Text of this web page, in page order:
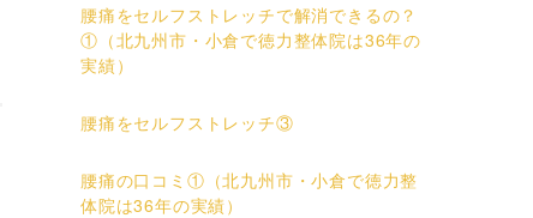
腰痛をセルフストレッチで解消できるの？
①（北九州市・小倉で徳力整体院は36年の
実績）
腰痛をセルフストレッチ③
腰痛の口コミ①（北九州市・小倉で徳力整
体院は36年の実績）